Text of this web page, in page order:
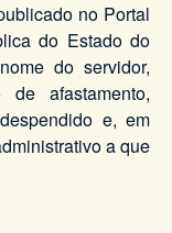
no Portal
do Estado do
do servidor,
afastamento,
e, em
a que